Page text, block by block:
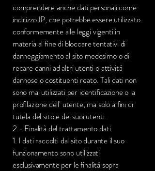
comprendere anche dati personali come
indirizzo IP, che potrebbe essere utilizzato
conformemente alle leggi vigenti in
materia al fine di bloccare tentativi di
danneggiamento al sito medesimo o di
recare danni ad altri utenti o attività
dannose o costituenti reato. Tali dati non
sono mai utilizzati per identificazione o la
profilazione dell' utente, ma solo a fini di
tutela del sito e dei suoi utenti.
2 - Finalità del trattamento dati
1. I dati raccolti dal sito durante il suo
funzionamento sono utilizzati
esclusivamente per le finalità sopra